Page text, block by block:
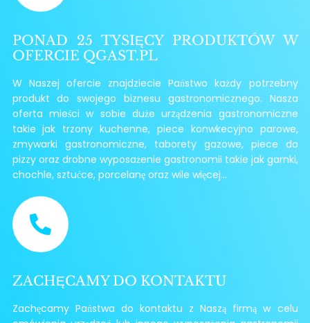
PONAD 25 TYSIĘCY PRODUKTÓW W
OFERCIE QGAST.PL
W Naszej ofercie znajdziecie Państwo każdy potrzebny
produkt do swojego biznesu gastronomicznego. Nasza
oferta mieści w sobie duże urządzenia gastronomiczne
takie jak trzony kuchenne, piece konwkecyjno parowe,
zmywarki gastronomiczne, taborety gazowe, piece do
pizzy oraz drobne wyposażenie gastronomii takie jak garnki,
chochle, sztućce, porcelanę oraz wile więcej...
ZACHĘCAMY DO KONTAKTU
Zachęcamy Państwa do kontaktu z Naszą firmą w celu